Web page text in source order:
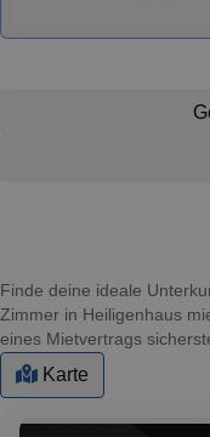
Finde deine ideale
Zimmer in Heiligenhaus
eines Mietvertrags
Karte